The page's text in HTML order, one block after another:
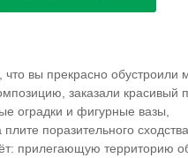
что вы прекрасно обустроили
заказали красивый
оградки и фигурные вазы,
поразительного
прилегающую территорию